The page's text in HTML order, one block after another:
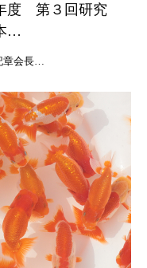
度 第３回研究
…
会長…